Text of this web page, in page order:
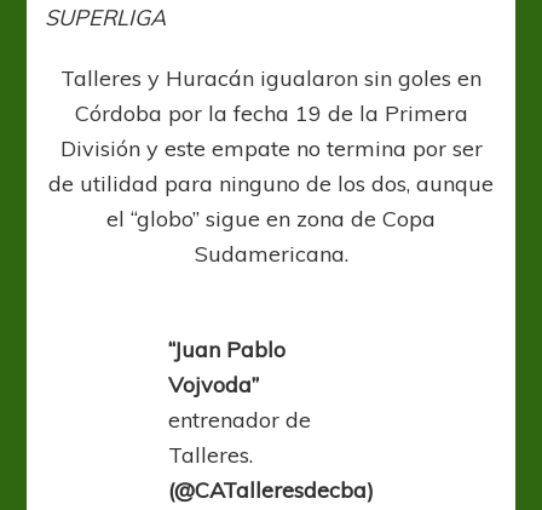
SUPERLIGA
Talleres y Huracán igualaron sin goles en
Córdoba por la fecha 19 de la Primera
División y este empate no termina por ser
de utilidad para ninguno de los dos, aunque
el “globo” sigue en zona de Copa
Sudamericana.
“Juan Pablo
Vojvoda”
entrenador de
Talleres.
(@CATalleresdecba)